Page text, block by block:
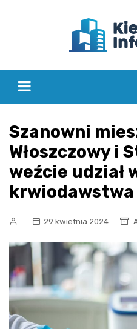
Szanowni
Włoszczowy i
weźcie udział
krwiodawstwa
29 kwietnia 2024